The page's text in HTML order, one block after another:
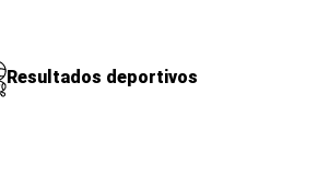
Resultados deportivos